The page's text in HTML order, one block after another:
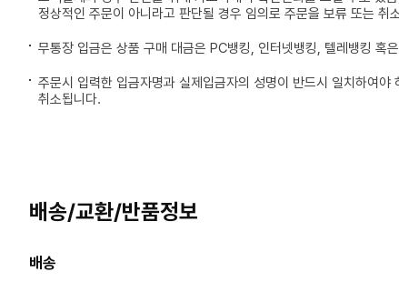
정상적인 주문이 아니라고 판단될 경우 임의로 주문을 보류 또는 취
무통장 입금은 상품 구매 대금은 PC뱅킹, 인터넷뱅킹, 텔레뱅킹 혹
주문시 입력한 입금자명과 실제입금자의 성명이 반드시 일치하여
취소됩니다.
배송/교환/반품정보
배송